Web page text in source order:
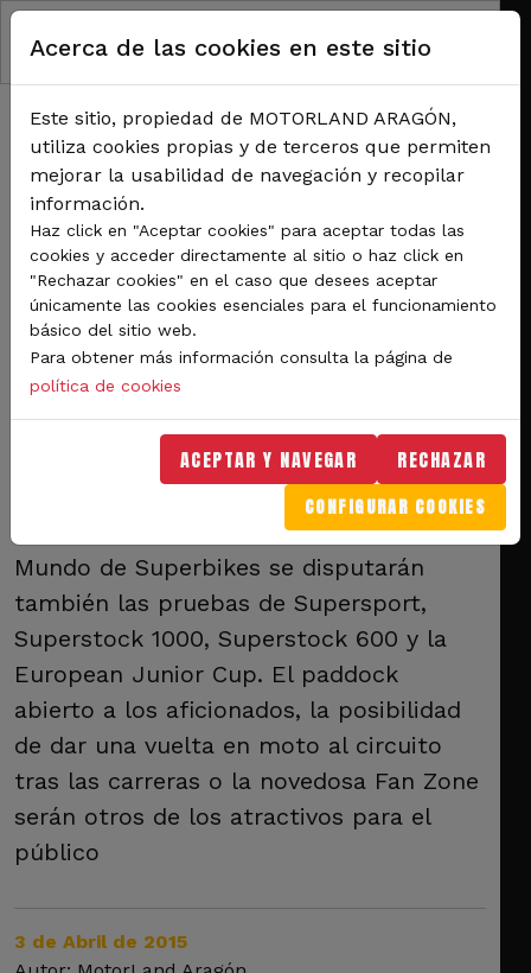
Pasar al contenido principal
RUTA DE NAVEGACIÓN
Todo listo en MotorLand para recibir a las Superbikes la próxima semana
Todo listo en MotorLand
para recibir a las
Superbikes la próxima
En la cita aragonesa del Campeonato del
Mundo de Superbikes se disputarán
también las pruebas de Supersport,
Superstock 1000, Superstock 600 y la
European Junior Cup. El paddock
abierto a los aficionados, la posibilidad
de dar una vuelta en moto al circuito
tras las carreras o la novedosa Fan Zone
serán otros de los atractivos para el
público
3 de Abril de 2015
Acerca de las cookies en este sitio
Este sitio, propiedad de MOTORLAND ARAGÓN,
utiliza cookies propias y de terceros que permiten
mejorar la usabilidad de navegación y recopilar
información.
Haz click en "Aceptar cookies" para aceptar todas las
cookies y acceder directamente al sitio o haz click en
"Rechazar cookies" en el caso que desees aceptar
únicamente las cookies esenciales para el funcionamiento
básico del sitio web.
Para obtener más información consulta la página de
política de cookies
ACEPTAR Y NAVEGAR RECHAZAR
CONFIGURAR COOKIES